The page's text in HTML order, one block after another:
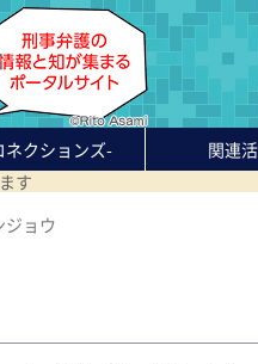
ネクションズ- 関連
す
ジョウ